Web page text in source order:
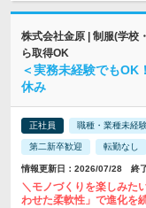
株式会社金原 | 制服(学校
ら取得OK
＜実務未経験でも
休み
正社員 職種・業種未経
第二新卒歓迎 転勤なし
情報更新日：2026/07/28 終
＼モノづくりを楽しみた
わせた柔軟性」で進化を